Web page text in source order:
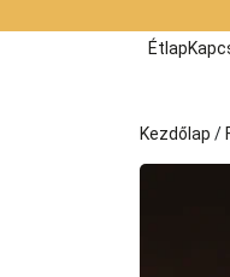
a
Étlap
Kezdőlap /